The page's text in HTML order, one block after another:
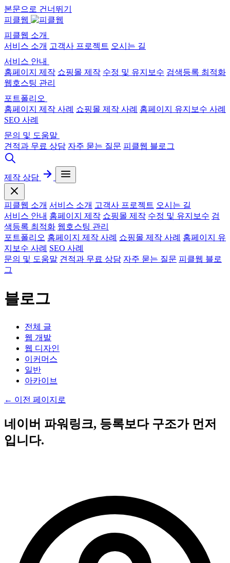
본문으로 건너뛰기
피클웹
피클웹 소개
서비스 소개 고객사 프로젝트 오시는 길
서비스 안내
홈페이지 제작 쇼핑몰 제작 수정 및 유지보수 검색등록 최적화
웹호스팅 관리
포트폴리오
홈페이지 제작 사례 쇼핑몰 제작 사례 홈페이지 유지보수 사례
SEO 사례
문의 및 도움말
견적과 무료 상담 자주 묻는 질문 피클웹 블로그
제작 상담
피클웹 소개 서비스 소개 고객사 프로젝트 오시는 길
서비스 안내 홈페이지 제작 쇼핑몰 제작 수정 및 유지보수 검
색등록 최적화 웹호스팅 관리
포트폴리오 홈페이지 제작 사례 쇼핑몰 제작 사례 홈페이지 유
지보수 사례 SEO 사례
문의 및 도움말 견적과 무료 상담 자주 묻는 질문 피클웹 블로
그
블로그
전체 글
웹 개발
웹 디자인
이커머스
일반
아카이브
← 이전 페이지로
네이버 파워링크, 등록보다 구조가 먼저
입니다.